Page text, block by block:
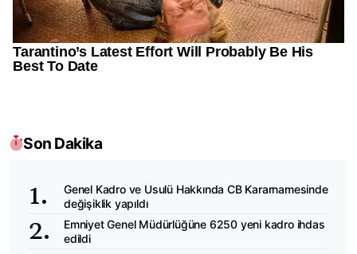
Son Dakika
Genel Kadro ve Usulü Hakkında CB Kararnamesinde
değişiklik yapıldı
Emniyet Genel Müdürlüğüne 6250 yeni kadro ihdas
edildi